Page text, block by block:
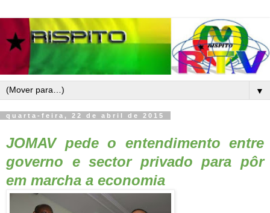
▼
quarta-feira, 22 de abril de 2015
JOMAV pedeo entendimento entre
governo e sector privado para pôr
em marcha a economia